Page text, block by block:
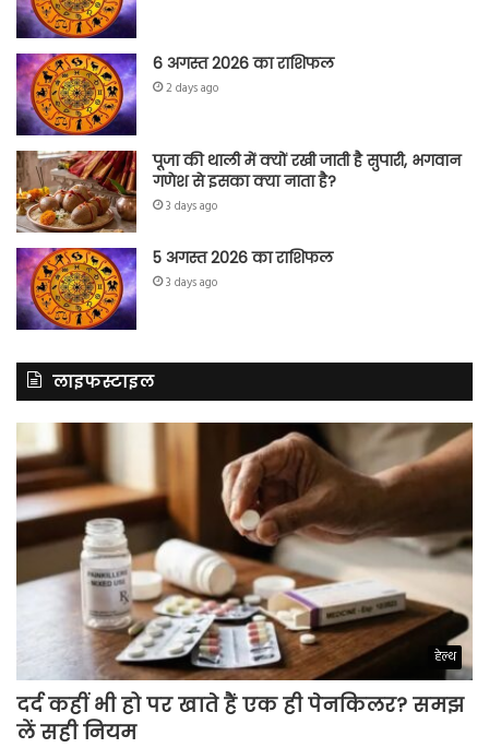
6 अगस्त 2026 का राशिफल
2 days ago
पूजा की थाली में क्यों रखी जाती है सुपारी, भगवान
गणेश से इसका क्या नाता है?
3 days ago
5 अगस्त 2026 का राशिफल
3 days ago
लाइफस्टाइल
हेल्थ
दर्द कहीं भी हो पर खाते हैं एक ही पेनकिलर? समझ
लें सही नियम